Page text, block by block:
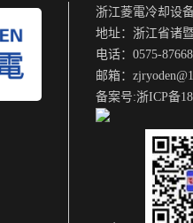
浙江菱電冷却设
地址：浙江省诸
电话：0575-
邮箱：
备案号:浙ICP备